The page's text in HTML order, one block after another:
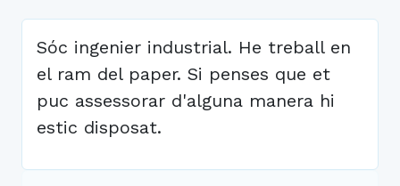
Sóc ingenier industrial. He treball en
el ram del paper. Si penses que et
puc assessorar d'alguna manera hi
estic disposat.